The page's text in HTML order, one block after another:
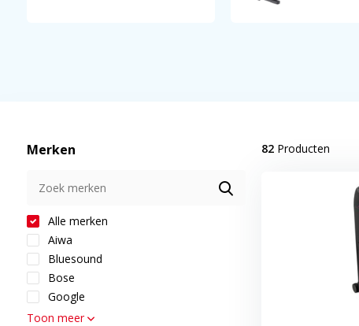
Merken
Alle merken
Aiwa
Bluesound
Bose
Google
Toon meer
82Producten